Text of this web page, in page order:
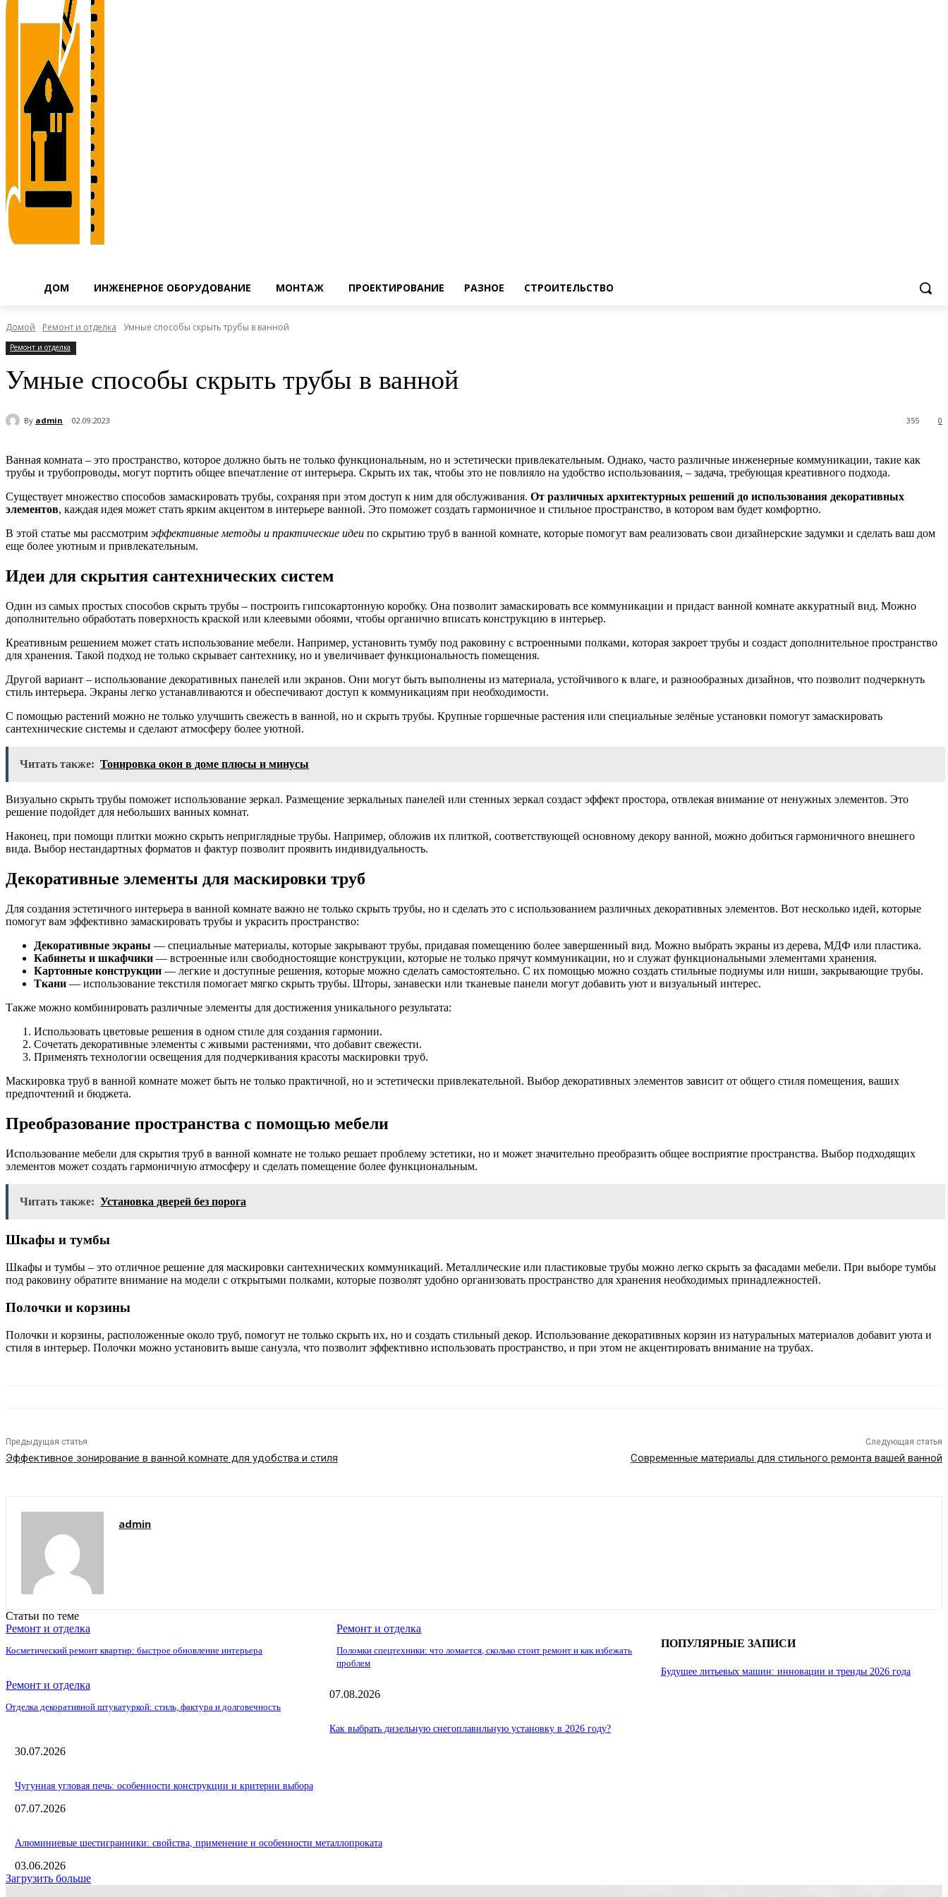
ДОМ ИНЖЕНЕРНОЕ ОБОРУДОВАНИЕ МОНТАЖ ПРОЕКТИРОВАНИЕ РАЗНОЕ СТРОИТЕЛЬСТВО
Домой Ремонт и отделка Умные способы скрыть трубы в ванной
Ремонт и отделка
Умные способы скрыть трубы в ванной
By admin 02.09.2023 0
355
Ванная комната – это пространство, которое должно быть не только функциональным, но и эстетически привлекательным. Однако, часто различные инженерные коммуникации, такие как
трубы и трубопроводы, могут портить общее впечатление от интерьера. Скрыть их так, чтобы это не повлияло на удобство использования, – задача, требующая креативного подхода.
Существует множество способов замаскировать трубы, сохраняя при этом доступ к ним для обслуживания. От различных архитектурных решений до использования декоративных
элементов, каждая идея может стать ярким акцентом в интерьере ванной. Это поможет создать гармоничное и стильное пространство, в котором вам будет комфортно.
В этой статье мы рассмотрим эффективные методы и практические идеи по скрытию труб в ванной комнате, которые помогут вам реализовать свои дизайнерские задумки и сделать ваш дом
еще более уютным и привлекательным.
Идеи для скрытия сантехнических систем
Один из самых простых способов скрыть трубы – построить гипсокартонную коробку. Она позволит замаскировать все коммуникации и придаст ванной комнате аккуратный вид. Можно
дополнительно обработать поверхность краской или клеевыми обоями, чтобы органично вписать конструкцию в интерьер.
Креативным решением может стать использование мебели. Например, установить тумбу под раковину с встроенными полками, которая закроет трубы и создаст дополнительное пространство
для хранения. Такой подход не только скрывает сантехнику, но и увеличивает функциональность помещения.
Другой вариант – использование декоративных панелей или экранов. Они могут быть выполнены из материала, устойчивого к влаге, и разнообразных дизайнов, что позволит подчеркнуть
стиль интерьера. Экраны легко устанавливаются и обеспечивают доступ к коммуникациям при необходимости.
С помощью растений можно не только улучшить свежесть в ванной, но и скрыть трубы. Крупные горшечные растения или специальные зелёные установки помогут замаскировать
сантехнические системы и сделают атмосферу более уютной.
Читать также: Тонировка окон в доме плюсы и минусы
Визуально скрыть трубы поможет использование зеркал. Размещение зеркальных панелей или стенных зеркал создаст эффект простора, отвлекая внимание от ненужных элементов. Это
решение подойдет для небольших ванных комнат.
Наконец, при помощи плитки можно скрыть неприглядные трубы. Например, обложив их плиткой, соответствующей основному декору ванной, можно добиться гармоничного внешнего
вида. Выбор нестандартных форматов и фактур позволит проявить индивидуальность.
Декоративные элементы для маскировки труб
Для создания эстетичного интерьера в ванной комнате важно не только скрыть трубы, но и сделать это с использованием различных декоративных элементов. Вот несколько идей, которые
помогут вам эффективно замаскировать трубы и украсить пространство:
Декоративные экраны — специальные материалы, которые закрывают трубы, придавая помещению более завершенный вид. Можно выбрать экраны из дерева, МДФ или пластика.
Кабинеты и шкафчики — встроенные или свободностоящие конструкции, которые не только прячут коммуникации, но и служат функциональными элементами хранения.
Картонные конструкции — легкие и доступные решения, которые можно сделать самостоятельно. С их помощью можно создать стильные подиумы или ниши, закрывающие трубы.
Ткани — использование текстиля помогает мягко скрыть трубы. Шторы, занавески или тканевые панели могут добавить уют и визуальный интерес.
Также можно комбинировать различные элементы для достижения уникального результата:
Использовать цветовые решения в одном стиле для создания гармонии.
Сочетать декоративные элементы с живыми растениями, что добавит свежести.
Применять технологии освещения для подчеркивания красоты маскировки труб.
Маскировка труб в ванной комнате может быть не только практичной, но и эстетически привлекательной. Выбор декоративных элементов зависит от общего стиля помещения, ваших
предпочтений и бюджета.
Преобразование пространства с помощью мебели
Использование мебели для скрытия труб в ванной комнате не только решает проблему эстетики, но и может значительно преобразить общее восприятие пространства. Выбор подходящих
элементов может создать гармоничную атмосферу и сделать помещение более функциональным.
Читать также: Установка дверей без порога
Шкафы и тумбы
Шкафы и тумбы – это отличное решение для маскировки сантехнических коммуникаций. Металлические или пластиковые трубы можно легко скрыть за фасадами мебели. При выборе тумбы
под раковину обратите внимание на модели с открытыми полками, которые позволят удобно организовать пространство для хранения необходимых принадлежностей.
Полочки и корзины
Полочки и корзины, расположенные около труб, помогут не только скрыть их, но и создать стильный декор. Использование декоративных корзин из натуральных материалов добавит уюта и
стиля в интерьер. Полочки можно установить выше санузла, что позволит эффективно использовать пространство, и при этом не акцентировать внимание на трубах.
Предыдущая статья
Эффективное зонирование в ванной комнате для удобства и стиля
Следующая статья
Современные материалы для стильного ремонта вашей ванной
admin
Статьи по теме
Ремонт и отделка
Косметический ремонт квартир: быстрое обновление интерьера
Ремонт и отделка
Поломки спецтехники: что ломается, сколько стоит ремонт и как избежать
проблем
Ремонт и отделка
Отделка декоративной штукатуркой: стиль, фактура и долговечность
ПОПУЛЯРНЫЕ ЗАПИСИ
Будущее литьевых машин: инновации и тренды 2026 года
07.08.2026
Как выбрать дизельную снегоплавильную установку в 2026 году?
30.07.2026
Чугунная угловая печь: особенности конструкции и критерии выбора
07.07.2026
Алюминиевые шестигранники: свойства, применение и особенности металлопроката
03.06.2026
Загрузить больше